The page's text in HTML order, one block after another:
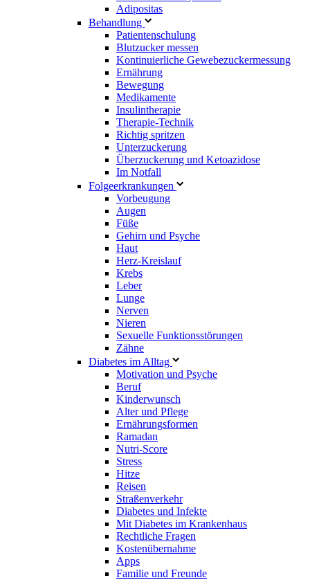
Adipositas
Behandlung
Patientenschulung
Blutzucker messen
Kontinuierliche Gewebezuckermessung
Ernährung
Bewegung
Medikamente
Insulintherapie
Therapie-Technik
Richtig spritzen
Unterzuckerung
Überzuckerung und Ketoazidose
Im Notfall
Folgeerkrankungen
Vorbeugung
Augen
Füße
Gehirn und Psyche
Haut
Herz-Kreislauf
Krebs
Leber
Lunge
Nerven
Nieren
Sexuelle Funktionsstörungen
Zähne
Diabetes im Alltag
Motivation und Psyche
Beruf
Kinderwunsch
Alter und Pflege
Ernährungsformen
Ramadan
Nutri-Score
Stress
Hitze
Reisen
Straßenverkehr
Diabetes und Infekte
Mit Diabetes im Krankenhaus
Rechtliche Fragen
Kostenübernahme
Apps
Familie und Freunde